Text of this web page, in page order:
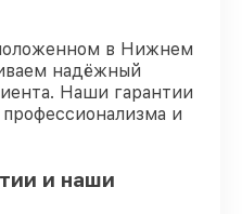
в Нижнем
надёжный
Наши гарантии
и
и наши